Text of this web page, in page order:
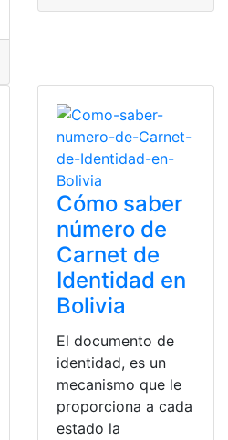
Cómo saber
número de
Carnet de
Identidad en
Bolivia
El documento de
identidad, es un
mecanismo que le
proporciona a cada
estado la